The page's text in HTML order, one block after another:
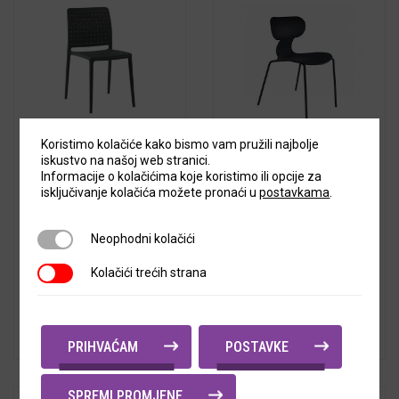
5out of
5
Stolice za terase i
vrtove FAME-S
35,92
5out of
5
Stolice za terase i
vrtove YUGO-S
Koristimo kolačiće kako bismo vam pružili najbolje
iskustvo na našoj web stranici.
Informacije o kolačićima koje koristimo ili opcije za
isključivanje kolačića možete pronaći upostavkama
Neophodni kolačići
Neophodni kolačići
Kolačići trećih strana
Kolačići trećih strana
PRIHVAĆAM POSTAVKE
SPREMI PROMJENE